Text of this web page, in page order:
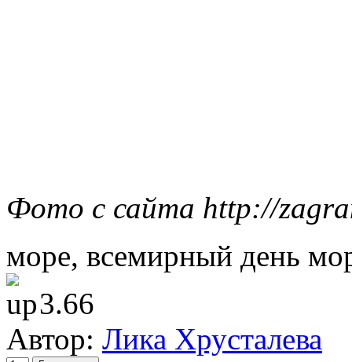
Фото с сайта http://
море, всемирный день
3.66
Автор: Лика Хрусталева